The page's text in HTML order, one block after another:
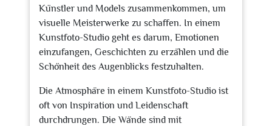
Künstler und Models zusammenkommen, um
visuelle Meisterwerke zu schaffen. In einem
Kunstfoto-Studio geht es darum, Emotionen
einzufangen, Geschichten zu erzählen und die
Schönheit des Augenblicks festzuhalten.
Die Atmosphäre in einem Kunstfoto-Studio ist
oft von Inspiration und Leidenschaft
durchdrungen. Die Wände sind mit